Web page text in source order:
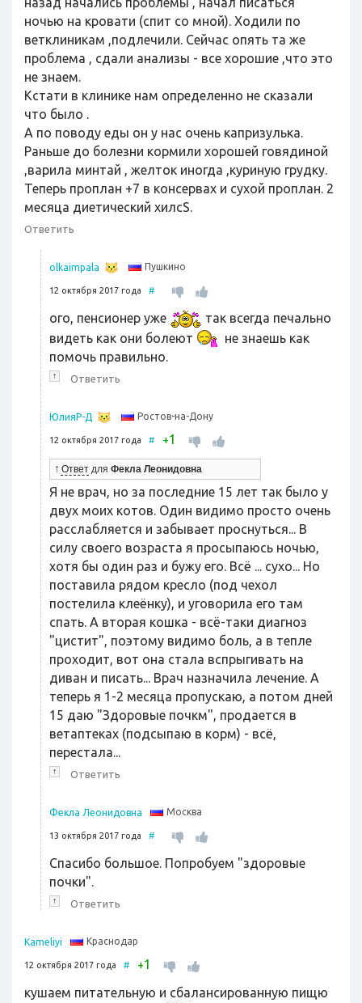
ночью на кровати (спит со мной). Ходили по
ветклиникам ,подлечили. Сейчас опять та же
проблема , сдали анализы - все хорошие ,что это
не знаем.
Кстати в клинике нам определенно не сказали
что было .
А по поводу еды он у нас очень капризулька.
Раньше до болезни кормили хорошей говядиной
,варила минтай , желток иногда ,куриную грудку.
Теперь проплан +7 в консервах и сухой проплан. 2
месяца диетический хилсS.
Ответить
olkaimpala Пушкино
12 октября 2017 года #
ого, пенсионер уже
так всегда печально
видеть как они болеют
не знаешь как
помочь правильно.
↑ Ответить
ЮлияР-Д Ростов-на-Дону
12 октября 2017 года # +1
↑ Ответ для Фекла Леонидовна
Я не врач, но за последние 15 лет так было у
двух моих котов. Один видимо просто очень
расслабляется и забывает проснуться... В
силу своего возраста я просыпаюсь ночью,
хотя бы один раз и бужу его. Всё ... сухо... Но
поставила рядом кресло (под чехол
постелила клеёнку), и уговорила его там
спать. А вторая кошка - всё-таки диагноз
"цистит", поэтому видимо боль, а в тепле
проходит, вот она стала вспрыгивать на
диван и писать... Врач назначила лечение. А
теперь я 1-2 месяца пропускаю, а потом дней
15 даю "Здоровые почкм", продается в
ветаптеках (подсыпаю в корм) - всё,
перестала...
↑ Ответить
Фекла Леонидовна Москва
13 октября 2017 года #
Спасибо большое. Попробуем "здоровые
почки".
↑ Ответить
Kameliyi Краснодар
12 октября 2017 года # +1
кушаем питательную и сбалансированную пищю